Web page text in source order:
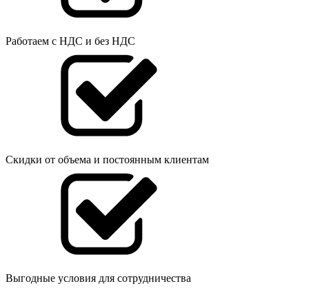
Работаем с НДС и без НДС
Скидки от объема и постоянным клиентам
Выгодные условия для сотрудничества